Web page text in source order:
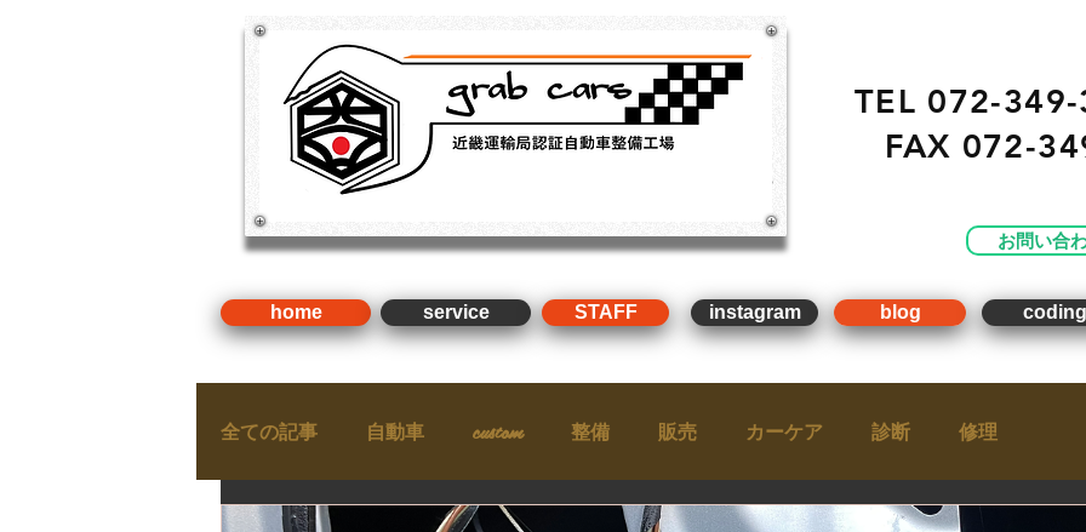
​新車・中古車・国産車・輸入車・ 販売 ・ 買取 ・車点
TEL 072-349-
FAX 072-
お問い合
home service STAFF instagram blog coding
全ての記事 自動車 custom 整備 販売 カーケア 診断 修理